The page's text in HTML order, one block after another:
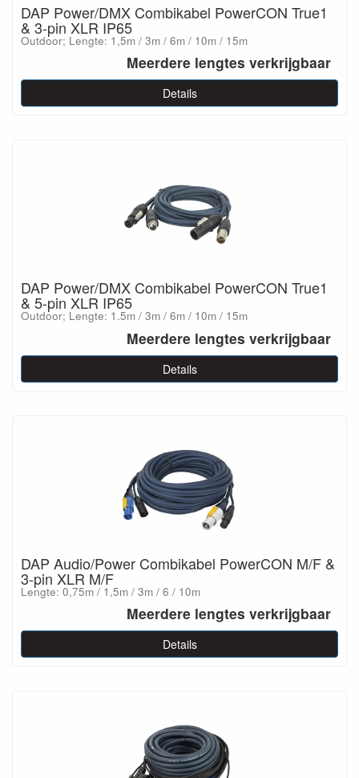
DAP Power/DMX Combikabel PowerCON True1
& 3-pin XLR IP65
Outdoor; Lengte: 1,5m / 3m / 6m / 10m / 15m
Meerdere lengtes verkrijgbaar
Details
DAP Power/DMX Combikabel PowerCON True1
& 5-pin XLR IP65
Outdoor; Lengte: 1.5m / 3m / 6m / 10m / 15m
Meerdere lengtes verkrijgbaar
Details
DAP Audio/Power Combikabel PowerCON M/F &
3-pin XLR M/F
Lengte: 0,75m / 1,5m / 3m / 6 / 10m
Meerdere lengtes verkrijgbaar
Details